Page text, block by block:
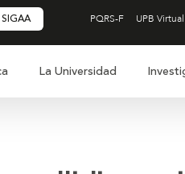
SIGAA PQRS-F UPB Virtual
La Universidad